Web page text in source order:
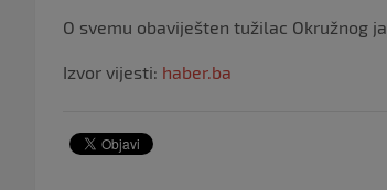
O svemu obaviješten tužilac Okružnog
Izvor vijesti: haber.ba